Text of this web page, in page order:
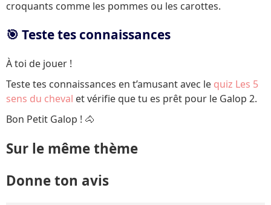
croquants comme les pommes ou les carottes.
🎯 Teste tes connaissances
À toi de jouer !
Teste tes connaissances en t’amusant avec le quiz Les 5
sens du cheval et vérifie que tu es prêt pour le Galop 2.
Bon Petit Galop ! 🐴
Sur le même thème
Donne ton avis